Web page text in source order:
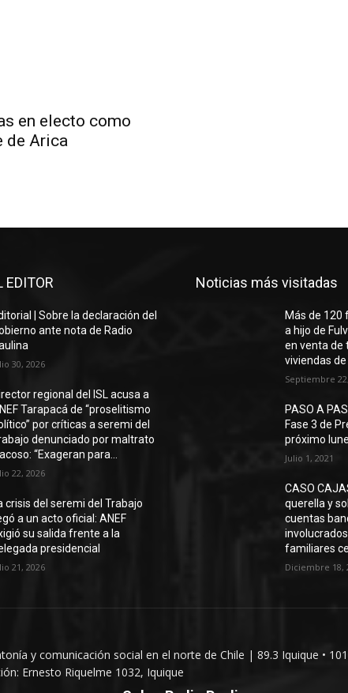
en electo como
de Arica
EDITOR
| Sobre la declaración del
ante nota de Radio
30, 2026
regional del ISL acusa a
Tarapacá de “proselitismo
por críticas a seremi del
denunciado por maltrato
“Exageran para...
22, 2026
crisis del seremi del Trabajo
a un acto oficial: ANEF
su salida frente a la
presidencial
21, 2026
Noticias más visitadas
Más de 120
a hijo de
en venta de
viviendas
Septiembre
PASO A
Fase 3 de
próximo
Julio 1, 2021
CASO
querella y
cuentas
familiares
Diciembre 18,
y comunicación social en el norte de Chile | 89.3 Iquique •
Ernesto Riquelme 1032, Iquique